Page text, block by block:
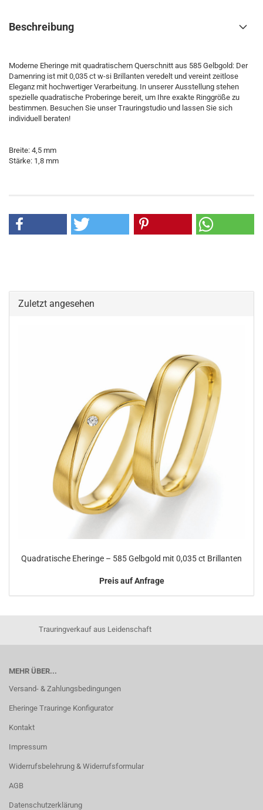
Beschreibung
Moderne Eheringe mit quadratischem Querschnitt aus 585 Gelbgold: Der
Damenring ist mit 0,035 ct w-si Brillanten veredelt und vereint zeitlose
Eleganz mit hochwertiger Verarbeitung. In unserer Ausstellung stehen
spezielle quadratische Proberinge bereit, um Ihre exakte Ringgröße zu
bestimmen. Besuchen Sie unser Trauringstudio und lassen Sie sich
individuell beraten!
Breite: 4,5 mm
Stärke: 1,8 mm
Zuletzt angesehen
Quadratische Eheringe – 585 Gelbgold mit 0,035 ct Brillanten
Preis auf Anfrage
Trauringverkauf aus Leidenschaft
MEHR ÜBER...
Versand- & Zahlungsbedingungen
Eheringe Trauringe Konfigurator
Kontakt
Impressum
Widerrufsbelehrung & Widerrufsformular
AGB
Datenschutzerklärung